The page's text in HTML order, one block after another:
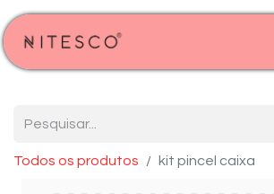
Todos os produtos kit pincel caixa